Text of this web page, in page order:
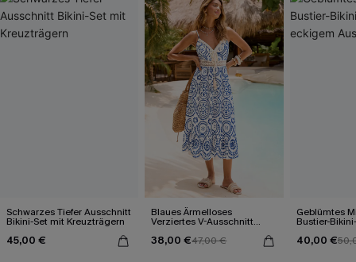
Schwarzes Tiefer Ausschnitt
Bikini-Set mit Kreuzträgern
45,00 €
Blaues Ärmelloses
Verziertes V-Ausschnitt
38,00 €47,00 €
Geblümtes
Bustier-
40,00 €